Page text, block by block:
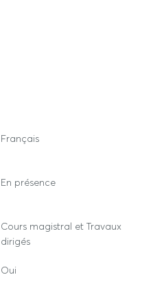
Français
En présence
Cours magistral et Travaux
dirigés
Oui